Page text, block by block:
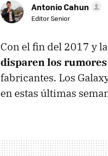
Antonio Cahun
Editor Senior
Con el fin del 2017 y
disparen los
fabricantes. Los
en estas últimas